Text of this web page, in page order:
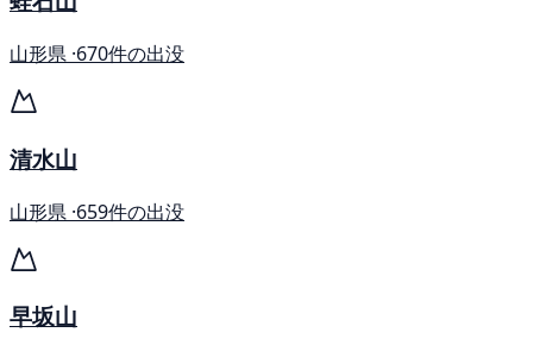
山形県 ·670件の出没
清水山
山形県 ·659件の出没
早坂山